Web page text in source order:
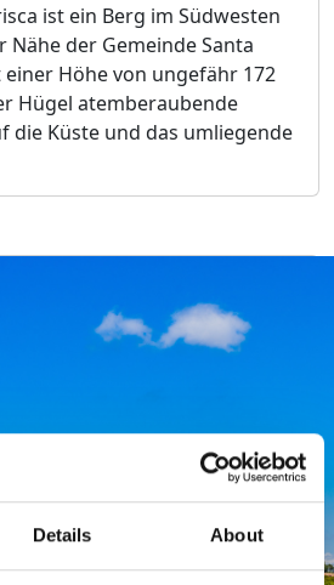
Details About
ist ein Berg im Südwesten
Nähe der Gemeinde Santa
Höhe von ungefähr 172
Hügel atemberaubende
die Küste und das umliegende